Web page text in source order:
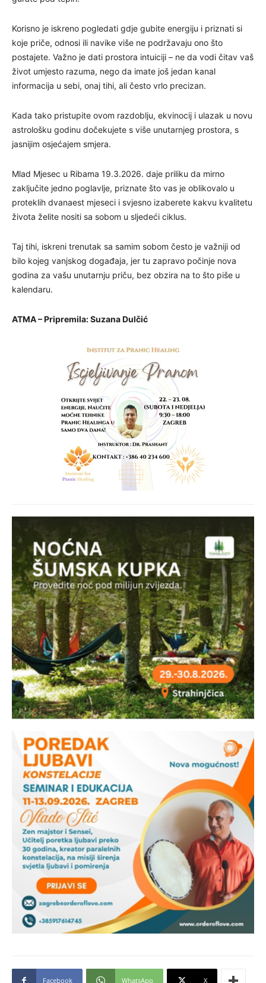
Korisno je iskreno pogledati gdje gubite energiju i priznati si
koje priče, odnosi ili navike više ne podržavaju ono što
postajete. Važno je dati prostora intuiciji – ne da vodi čitav vaš
život umjesto razuma, nego da imate još jedan kanal
informacija u sebi, onaj tihi, ali često vrlo precizan.
Kada tako pristupite ovom razdoblju, ekvinocij i ulazak u novu
astrološku godinu dočekujete s više unutarnjeg prostora, s
jasnijim osjećajem smjera.
Mlad Mjesec u Ribama 19.3.2026. daje priliku da mirno
zaključite jedno poglavlje, priznate što vas je oblikovalo u
proteklih dvanaest mjeseci i svjesno izaberete kakvu kvalitetu
života želite nositi sa sobom u sljedeći ciklus.
Taj tihi, iskreni trenutak sa samim sobom često je važniji od
bilo kojeg vanjskog događaja, jer tu zapravo počinje nova
godina za vašu unutarnju priču, bez obzira na to što piše u
kalendaru.
ATMA – Pripremila: Suzana Dulčić
Facebook WhatsApp X